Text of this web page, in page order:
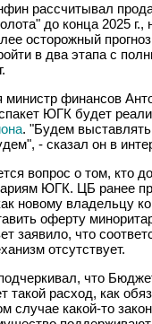
рассчитывал
до конца 2025 г.,
осторожный
в два этапа с
министр финансов
ЮГК будет
. "Будем выставлять
- сказал он в
вопрос о том, кто
ЮГК. ЦБ ранее
новому владельцу
оферту
заявило, что
отсутствует.
что
такой расход, как
случае какой-то